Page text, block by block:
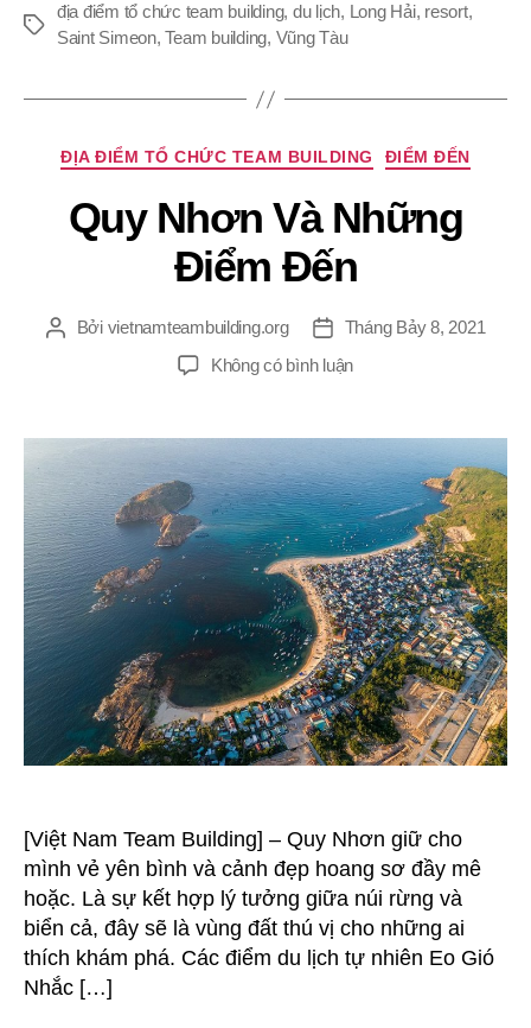
Thẻ
địa điểm tổ chức team building, du lịch, Long Hải, resort,
Saint Simeon,Team building, Vũng Tàu
Chuyên
ĐỊA ĐIỂM TỔ CHỨC TEAM BUILDING ĐIỂM ĐẾN
Quy Nhơn Và Những
Điểm Đến
TácBởi vietnamteambuilding.org
Ngày
đăng
Tháng Bảy 8, 2021
Không có bình luậnở
Và
Những
Điểm
Đến
[Việt Nam Team Building] – Quy Nhơn giữ cho
mình vẻ yên bình và cảnh đẹp hoang sơ đầy mê
hoặc. Là sự kết hợp lý tưởng giữa núi rừng và
biển cả, đây sẽ là vùng đất thú vị cho những ai
thích khám phá. Các điểm du lịch tự nhiên Eo Gió
Nhắc […]